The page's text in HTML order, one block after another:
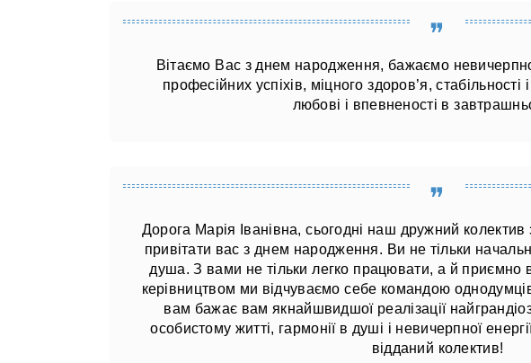
Вітаємо Вас з днем ​​народження, бажаємо
професійних успіхів, міцного здоров’я, стабільності
любові і впевненості в
Дорога Марія Іванівна, сьогодні наш дружний
привітати вас з днем ​​народження. Ви не тільки
душа. З вами не тільки легко працювати, а й приємно
керівництвом ми відчуваємо себе командою
вам бажає вам якнайшвидшої реалізації
особистому житті, гармонії в душі і невичерпної
відданий колектив!